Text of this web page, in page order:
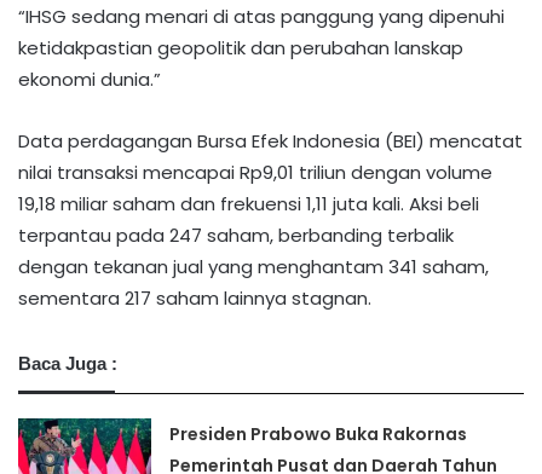
“IHSG sedang menari di atas panggung yang dipenuhi
ketidakpastian geopolitik dan perubahan lanskap
ekonomi dunia.”
Data perdagangan Bursa Efek Indonesia (BEI) mencatat
nilai transaksi mencapai Rp9,01 triliun dengan volume
19,18 miliar saham dan frekuensi 1,11 juta kali. Aksi beli
terpantau pada 247 saham, berbanding terbalik
dengan tekanan jual yang menghantam 341 saham,
sementara 217 saham lainnya stagnan.
Baca Juga :
Presiden Prabowo Buka Rakornas
Pemerintah Pusat dan Daerah Tahun